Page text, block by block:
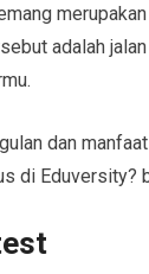
adalah
dan
di Eduversity?